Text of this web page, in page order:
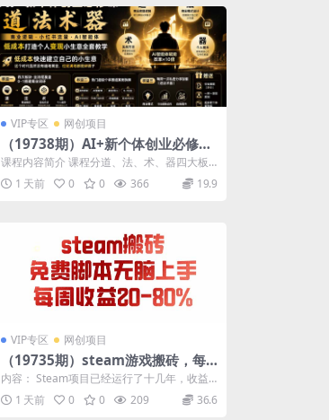
VIP专区 网创项目
（19738期）AI+新个体创业必修课
｜道法术器｜商业逻辑·小红书流量·
AI智能体｜低成本打造个人变现小生
意全套教学
课程内容简介 课程分道、法、术、器四大板
块搭建新个体完整商业闭环。道拆解商业底
层...1 天前 0 0 366 19.9
VIP专区 网创项目
（19735期）steam游戏搬砖，每
周收益20-80%，只需操作1-2个小
时，月入稳稳过万，零风险长期做
内容： Steam项目已经运行了十几年，收益
已经十分稳定，但是使用AI脚本实现收...
1 天前 0 0 209 36.6